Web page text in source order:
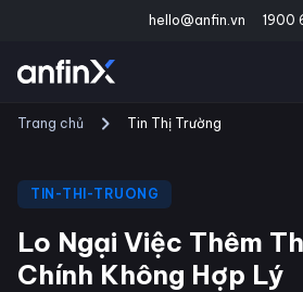
hello@anfin.vn 1900
Trang chủ Tin Thị Trường
TIN-THI-TRUONG
Lo Ngại Việc Thêm
Chính Không Hợp Lý